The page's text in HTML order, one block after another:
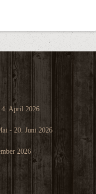
4. April 2026
- 20. Juni 2026
2026